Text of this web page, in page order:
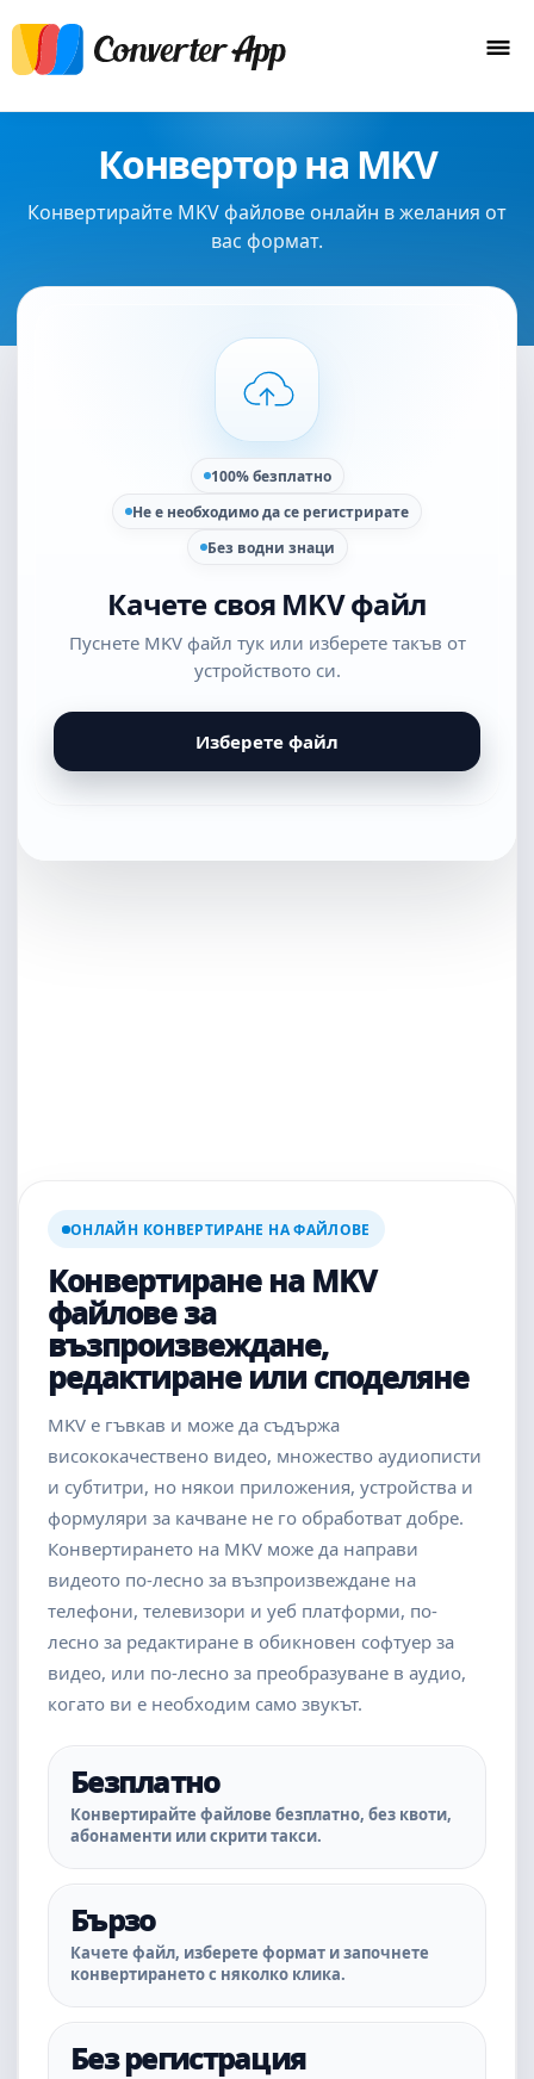
Конвертор на MKV
Конвертирайте MKV файлове онлайн в желания от
вас формат.
100% безплатно
Не е необходимо да се регистрирате
Без водни знаци
Качете своя MKV файл
Пуснете MKV файл тук или изберете такъв от
устройството си.
Изберете файл
ОНЛАЙН КОНВЕРТИРАНЕ НА ФАЙЛОВЕ
Конвертиране на MKV
файлове за
възпроизвеждане,
редактиране или споделяне
MKV е гъвкав и може да съдържа
висококачествено видео, множество аудиописти
и субтитри, но някои приложения, устройства и
формуляри за качване не го обработват добре.
Конвертирането на MKV може да направи
видеото по-лесно за възпроизвеждане на
телефони, телевизори и уеб платформи, по-
лесно за редактиране в обикновен софтуер за
видео, или по-лесно за преобразуване в аудио,
когато ви е необходим само звукът.
Безплатно
Конвертирайте файлове безплатно, без квоти,
абонаменти или скрити такси.
Бързо
Качете файл, изберете формат и започнете
конвертирането с няколко клика.
Без регистрация